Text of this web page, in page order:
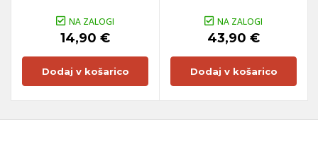
NA ZALOGI
14,90 €
Dodaj v košarico
NA ZALOGI
43,90 €
Dodaj v košarico